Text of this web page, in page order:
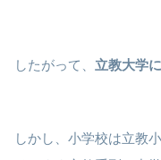
したがって、 立教大学
しかし、小学校は立教